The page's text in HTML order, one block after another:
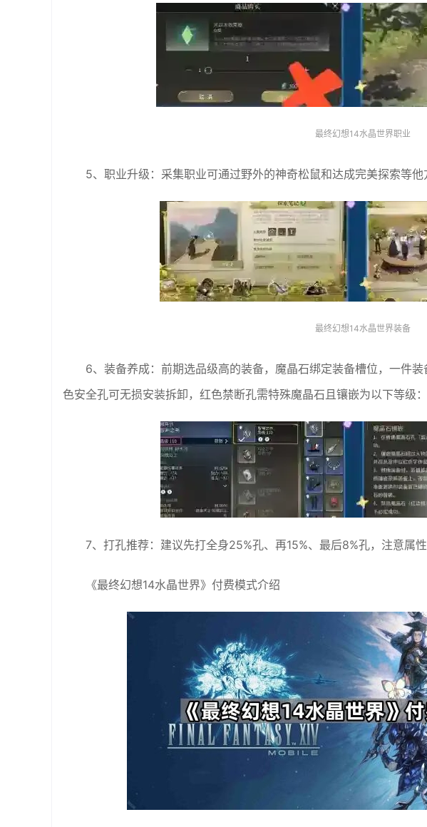
最终幻想14水晶世界职业
5、职业升级：采集职业可通过野外的神奇松鼠和达成完美探索等他
最终幻想14水晶世界装备
6、装备养成：前期选品级高的装备，魔晶石绑定装备槽位，一件
色安全孔可无损安装拆卸，红色禁断孔需特殊魔晶石且镶嵌为以下等级
7、打孔推荐：建议先打全身25%孔、再15%、最后8%孔，注意属性
《最终幻想14水晶世界》付费模式介绍